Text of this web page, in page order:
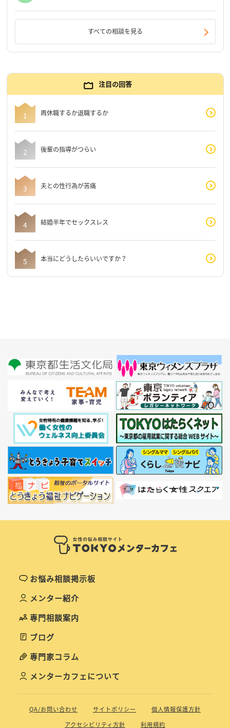
すべての相談を見る
注目の回答
再休職するか退職するか
後輩の指導がつらい
夫との性行為が苦痛
結婚半年でセックスレス
本当にどうしたらいいですか？
お悩み相談掲示板
メンター紹介
専門相談案内
ブログ
専門家コラム
メンターカフェについて
QA/お問い合わせ サイトポリシー
個人情報保護方針
アクセシビリティ方針
利用規約